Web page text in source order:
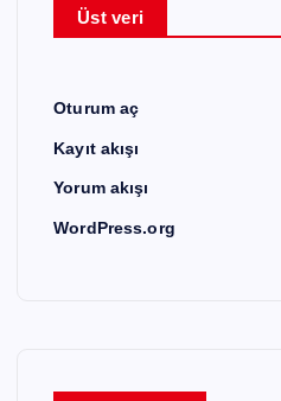
Üst veri
Oturum aç
Kayıt akışı
Yorum akışı
WordPress.org